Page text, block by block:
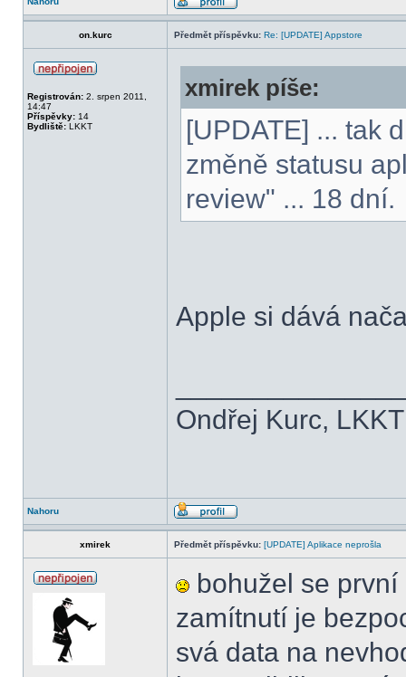
on.kurc Předmět příspěvku: Re: [UPDATE] Appstore
Registrován: 2. srpen 2011,
14:47
Příspěvky: 14
Bydliště: LKKT
xmirek píše:
[UPDATE] ... tak
změně statusu
review" ... 18 dní.
Apple si dává
Ondřej Kurc, LKKT
Nahoru
xmirek Předmět příspěvku: [UPDATE] Aplikace neprošla
bohužel se
zamítnutí je
svá data na